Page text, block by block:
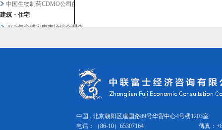
中国生物制药CDMO公司的战略...
建筑・住宅
2025年全球家电市场综合调查
食材・食品加工
2025年健康/美容食品营销手...
个性化食品发展的最新食品科技趋...
2025年食品营销手册：市场总...
中国 . 北京朝阳区建国路89号华贸中心4号楼1203室
电话：（86-10）65307164
傳真：